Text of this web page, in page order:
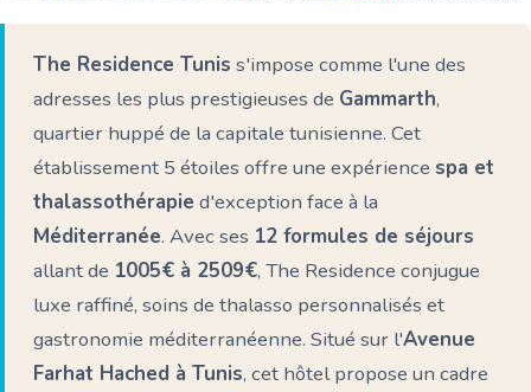
The Residence Tunis s'impose comme l'une des
adresses les plus prestigieuses de Gammarth,
quartier huppé de la capitale tunisienne. Cet
établissement 5 étoiles offre une expérience spa et
thalassothérapie d'exception face à la
Méditerranée. Avec ses 12 formules de séjours
allant de 1005€ à 2509€, The Residence conjugue
luxe raffiné, soins de thalasso personnalisés et
gastronomie méditerranéenne. Situé sur l'Avenue
Farhat Hached à Tunis, cet hôtel propose un cadre